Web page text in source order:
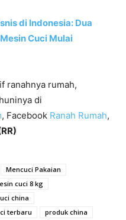
di Indonesia: Dua
Cuci Mulai
ranahnya rumah,
di
, Facebook Ranah Rumah,
Mencuci Pakaian
cuci 8 kg
china
terbaru
produk china